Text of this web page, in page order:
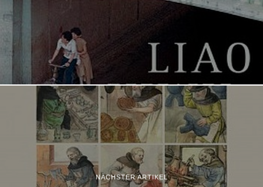
NÄCHSTER ARTIKEL